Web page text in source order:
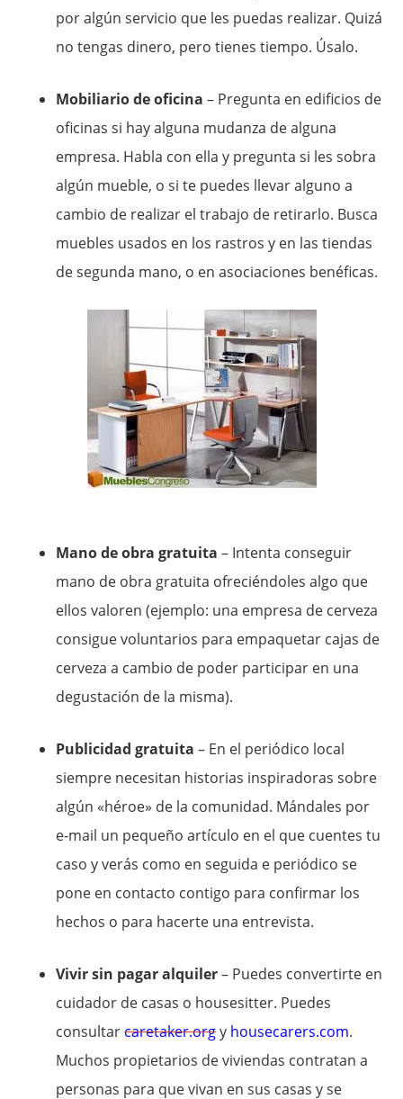
por algún servicio que les puedas realizar. Quizá
no tengas dinero, pero tienes tiempo. Úsalo.
Mobiliario de oficina – Pregunta en edificios de
oficinas si hay alguna mudanza de alguna
empresa. Habla con ella y pregunta si les sobra
algún mueble, o si te puedes llevar alguno a
cambio de realizar el trabajo de retirarlo. Busca
muebles usados en los rastros y en las tiendas
de segunda mano, o en asociaciones benéficas.
Mano de obra gratuita – Intenta conseguir
mano de obra gratuita ofreciéndoles algo que
ellos valoren (ejemplo: una empresa de cerveza
consigue voluntarios para empaquetar cajas de
cerveza a cambio de poder participar en una
degustación de la misma).
Publicidad gratuita – En el periódico local
siempre necesitan historias inspiradoras sobre
algún «héroe» de la comunidad. Mándales por
e-mail un pequeño artículo en el que cuentes tu
caso y verás como en seguida e periódico se
pone en contacto contigo para confirmar los
hechos o para hacerte una entrevista.
Vivir sin pagar alquiler– Puedes convertirte en
cuidador de casas o housesitter. Puedes
consultarcaretaker.orgy housecarers.com.
Muchos propietarios de viviendas contratan a
personas para que vivan en sus casas y se